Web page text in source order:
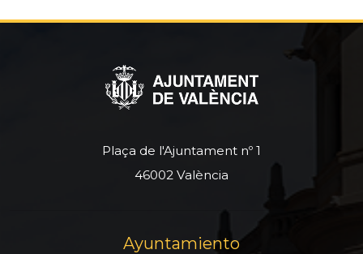
Plaça de l'Ajuntament nº 1
46002 València
Ayuntamiento